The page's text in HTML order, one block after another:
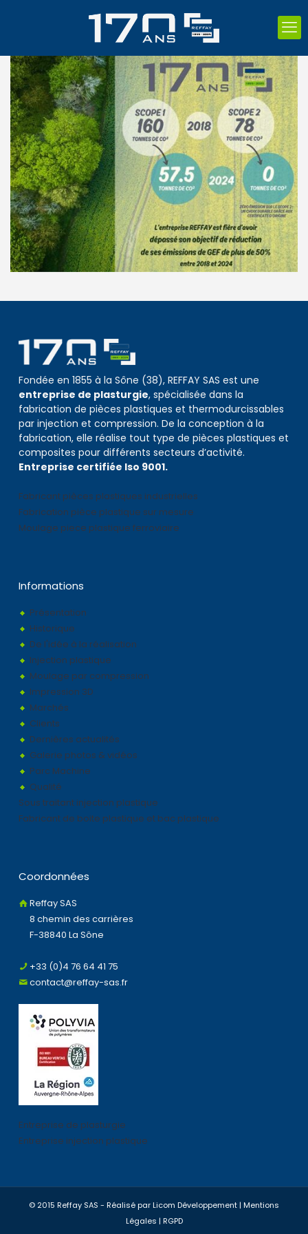
Fondée en 1855 à la Sône (38), REFFAY SAS est une
entreprise de plasturgie, spécialisée dans la
fabrication de pièces plastiques et thermodurcissables
par injection et compression. De la conception à la
fabrication, elle réalise tout type de pièces plastiques et
composites pour différents secteurs d’activité.
Entreprise certifiée Iso 9001.
Fabricant pièces plastiques industrielles
Fabrication pièce plastique sur mesure
Moulage piece plastique ferroviaire
Informations
Présentation
Historique
De l'idée à la réalisation
Injection plastique
Moulage par compression
Impression 3D
Marchés
Clients
Dernières actualités
Galerie photos & vidéos
Parc Machine
Qualité
Sous traitant injection plastique
Fabricant de boite plastique et bac plastique
Coordonnées
Reffay SAS
8 chemin des carrières
F-38840 La Sône
+33 (0)4 76 64 41 75
contact@reffay-sas.fr
Entreprise de plasturgie
Entreprise injection plastique
© 2015 Reffay SAS - Réalisé par Licom Développement | Mentions
Légales | RGPD